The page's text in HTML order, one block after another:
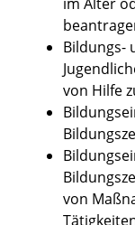
Bildungs-
von Hilfe
von